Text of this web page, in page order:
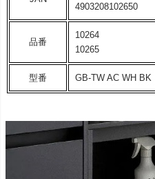
4903208102650
品番
10264
10265
型番 GB-TW AC WH BK